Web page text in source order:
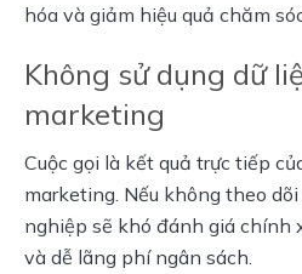
hóa và giảm hiệu quả chăm
Không sử dụng dữ
marketing
Cuộc gọi là kết quả trực tiếp
marketing. Nếu không theo
nghiệp sẽ khó đánh giá chính
và dễ lãng phí ngân sách.